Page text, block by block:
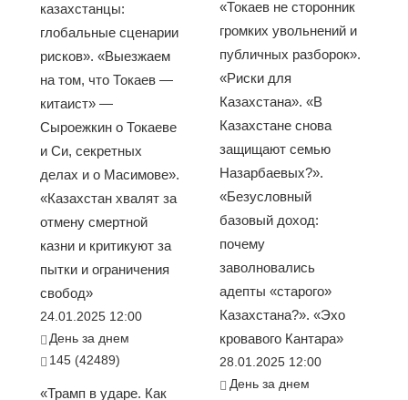
казахстанцы:
глобальные сценарии
рисков». «Выезжаем
на том, что Токаев —
китаист» —
Сыроежкин о Токаеве
и Си, секретных
делах и о Масимове».
«Казахстан хвалят за
отмену смертной
казни и критикуют за
пытки и ограничения
свобод»
24.01.2025 12:00
День за днем
145 (42489)
«Трамп в ударе. Как
«Токаев не сторонник
громких увольнений и
публичных разборок».
«Риски для
Казахстана». «В
Казахстане снова
защищают семью
Назарбаевых?».
«Безусловный
базовый доход:
почему
заволновались
адепты «старого»
Казахстана?». «Эхо
кровавого Кантара»
28.01.2025 12:00
День за днем